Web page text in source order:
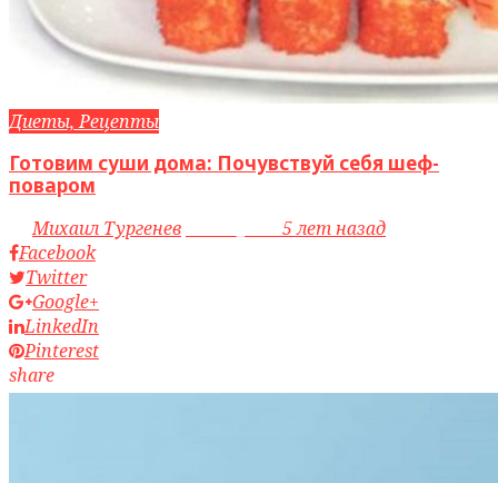
Диеты, Рецепты
Готовим суши дома: Почувствуй себя шеф-
поваром
byМихаил Тургенев
5 лет назад
Facebook
Twitter
Google+
LinkedIn
Pinterest
share